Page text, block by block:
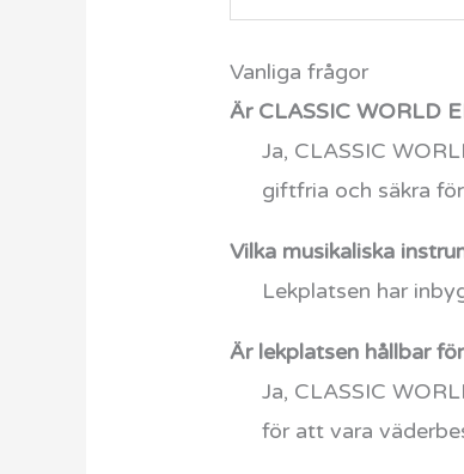
Vanliga frågor
Är CLASSIC WORLD
Ja, CLASSIC
giftfria och säkra
Vilka musikaliska
Lekplatsen har
Är lekplatsen hållbar
Ja, CLASSIC
för att vara